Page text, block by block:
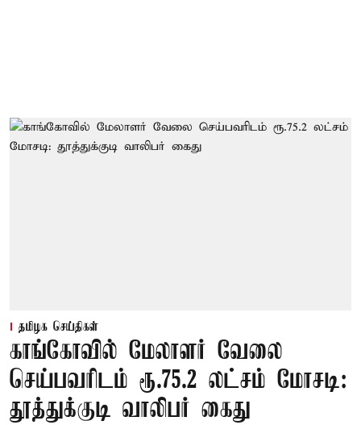
தமிழக செய்திகள்
காங்கோவில் மேலாளர் வேலை
செய்பவரிடம் ரூ.75.2 லட்சம் மோசடி:
தூத்துக்குடி வாலிபர் கைது